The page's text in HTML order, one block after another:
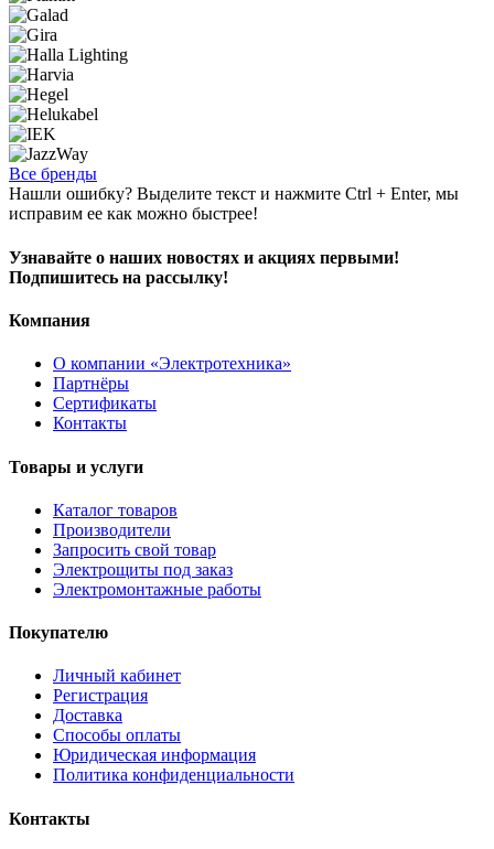
Все бренды
Нашли ошибку? Выделите текст и нажмите Ctrl + Enter, мы
исправим ее как можно быстрее!
Узнавайте о наших новостях и акциях первыми!
Подпишитесь на рассылку!
Компания
О компании «Электротехника»
Партнёры
Сертификаты
Контакты
Товары и услуги
Каталог товаров
Производители
Запросить свой товар
Электрощиты под заказ
Электромонтажные работы
Покупателю
Личный кабинет
Регистрация
Доставка
Способы оплаты
Юридическая информация
Политика конфиденциальности
Контакты